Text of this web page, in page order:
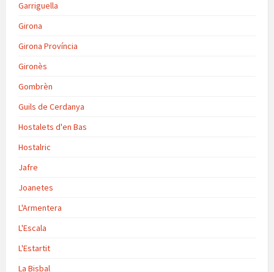
Garriguella
Girona
Girona Província
Gironès
Gombrèn
Guils de Cerdanya
Hostalets d'en Bas
Hostalric
Jafre
Joanetes
L'Armentera
L'Escala
L'Estartit
La Bisbal